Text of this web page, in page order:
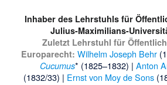
Inhaber des Lehrstuhls für
Julius-Maximilians-
Zuletzt Lehrstuhl für
Europarecht: Wilhelm Joseph Behr
Cucumus* (1825–1832) | Anton
(1832/33) | Ernst von Moy de Sons